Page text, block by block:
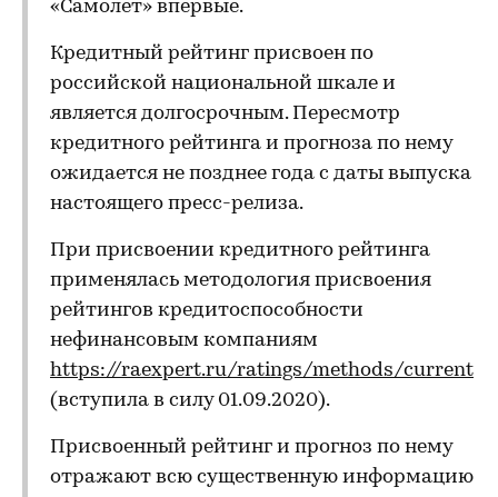
«Самолет» впервые.
Кредитный рейтинг присвоен по
российской национальной шкале и
является долгосрочным. Пересмотр
кредитного рейтинга и прогноза по нему
ожидается не позднее года с даты выпуска
настоящего пресс-релиза.
При присвоении кредитного рейтинга
применялась методология присвоения
рейтингов кредитоспособности
нефинансовым компаниям
https://raexpert.ru/ratings/methods/current
(вступила в силу 01.09.2020).
Присвоенный рейтинг и прогноз по нему
отражают всю существенную информацию